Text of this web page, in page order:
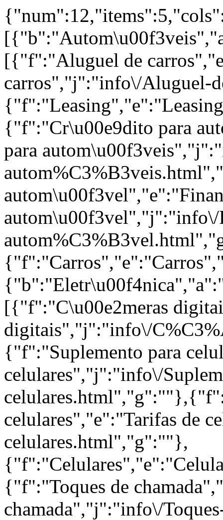
[{"f":"Aluguel de
carros","j":"info\/Aluguel-
{"f":"Cr\u00e9dito para
para
autom\u00f3vel","j":"info\/
[{"f":"C\u00e2meras
digitais","j":"info\/
{"f":"Suplemento para
celulares","j":"info\/
celulares","e":"Tarifas de
celulares.html","g":""},
{"f":"Toques de
chamada","j":"info\/